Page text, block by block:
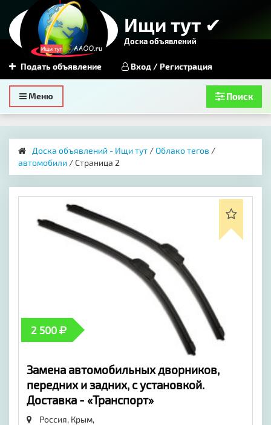
Ищи тут ✔
Доска объявлений
Подать объявление Вход / Регистрация
Toggle
navigation
Меню Поиск
Доска объявлений - Ищи тут /Облако тегов /
автомобили / Страница 2
2 500
Замена автомобильных дворников,
передних и задних, с установкой.
Доставка - «Транспорт»
Россия, Крым,